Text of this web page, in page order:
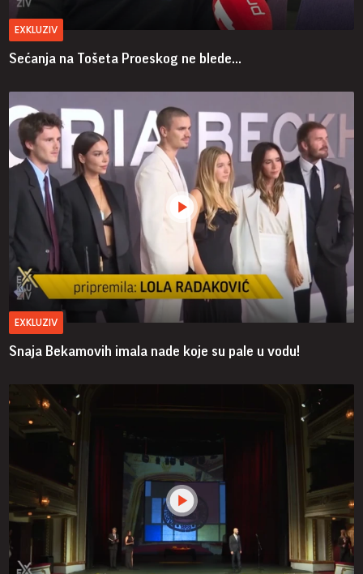
EXKLUZIV
Sećanja na Tošeta Proeskog ne blede...
EXKLUZIV
Snaja Bekamovih imala nade koje su pale u vodu!